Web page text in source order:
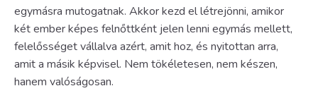
egymásra mutogatnak. Akkor kezd el létrejönni, amikor
két ember képes felnőttként jelen lenni egymás mellett,
felelősséget vállalva azért, amit hoz, és nyitottan arra,
amit a másik képvisel. Nem tökéletesen, nem készen,
hanem valóságosan.